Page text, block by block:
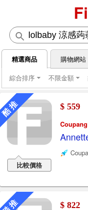
精選商品 購物網站
綜合排序
不限金額
推
比較價格
$ 559
$ 822